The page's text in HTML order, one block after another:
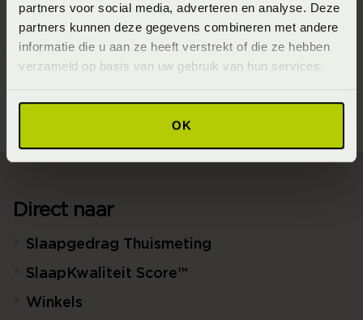
partners voor social media, adverteren en analyse. Deze
partners kunnen deze gegevens combineren met andere
informatie die u aan ze heeft verstrekt of die ze hebben
verzameld op basis van uw gebruik van hun services.
OK
100% pure katoen (Katoen)
Seizoen
Never Out of Stock (Vaste collectie)
Direct naar
Slaapgedrag Thuismeting
SlaapKwaliteit Score™
Winkels